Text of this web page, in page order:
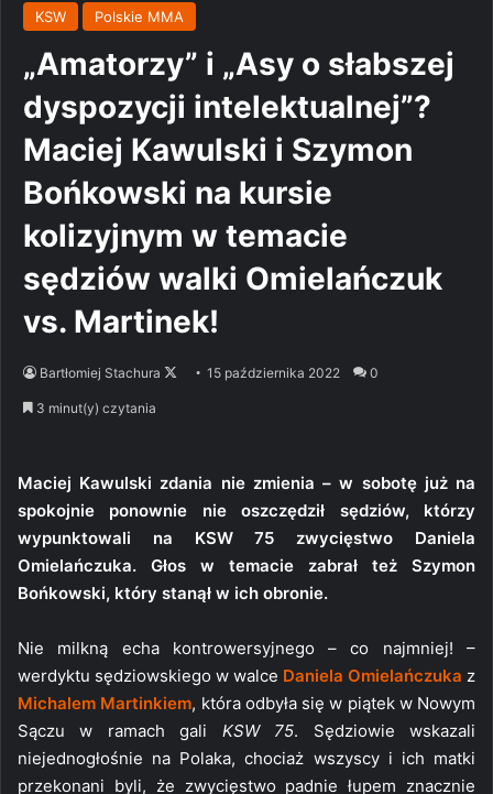
KSW Polskie MMA
„Amatorzy” i „Asy o słabszej
dyspozycji intelektualnej”?
Maciej Kawulski i Szymon
Bońkowski na kursie
kolizyjnym w temacie
sędziów walki Omielańczuk
vs. Martinek!
Bartłomiej Stachura
Follow15 października 2022 0
3 minut(y) czytania
Maciej Kawulski zdania nie zmienia – w sobotę już na
spokojnie ponownie nie oszczędził sędziów, którzy
wypunktowali na KSW 75 zwycięstwo Daniela
Omielańczuka. Głos w temacie zabrał też Szymon
Bońkowski, który stanął w ich obronie.
Nie milkną echa kontrowersyjnego – co najmniej! –
werdyktu sędziowskiego w walce Daniela Omielańczuka z
Michalem Martinkiem, która odbyła się w piątek w Nowym
Sączu w ramach gali KSW 75. Sędziowie wskazali
niejednogłośnie na Polaka, chociaż wszyscy i ich matki
przekonani byli, że zwycięstwo padnie łupem znacznie